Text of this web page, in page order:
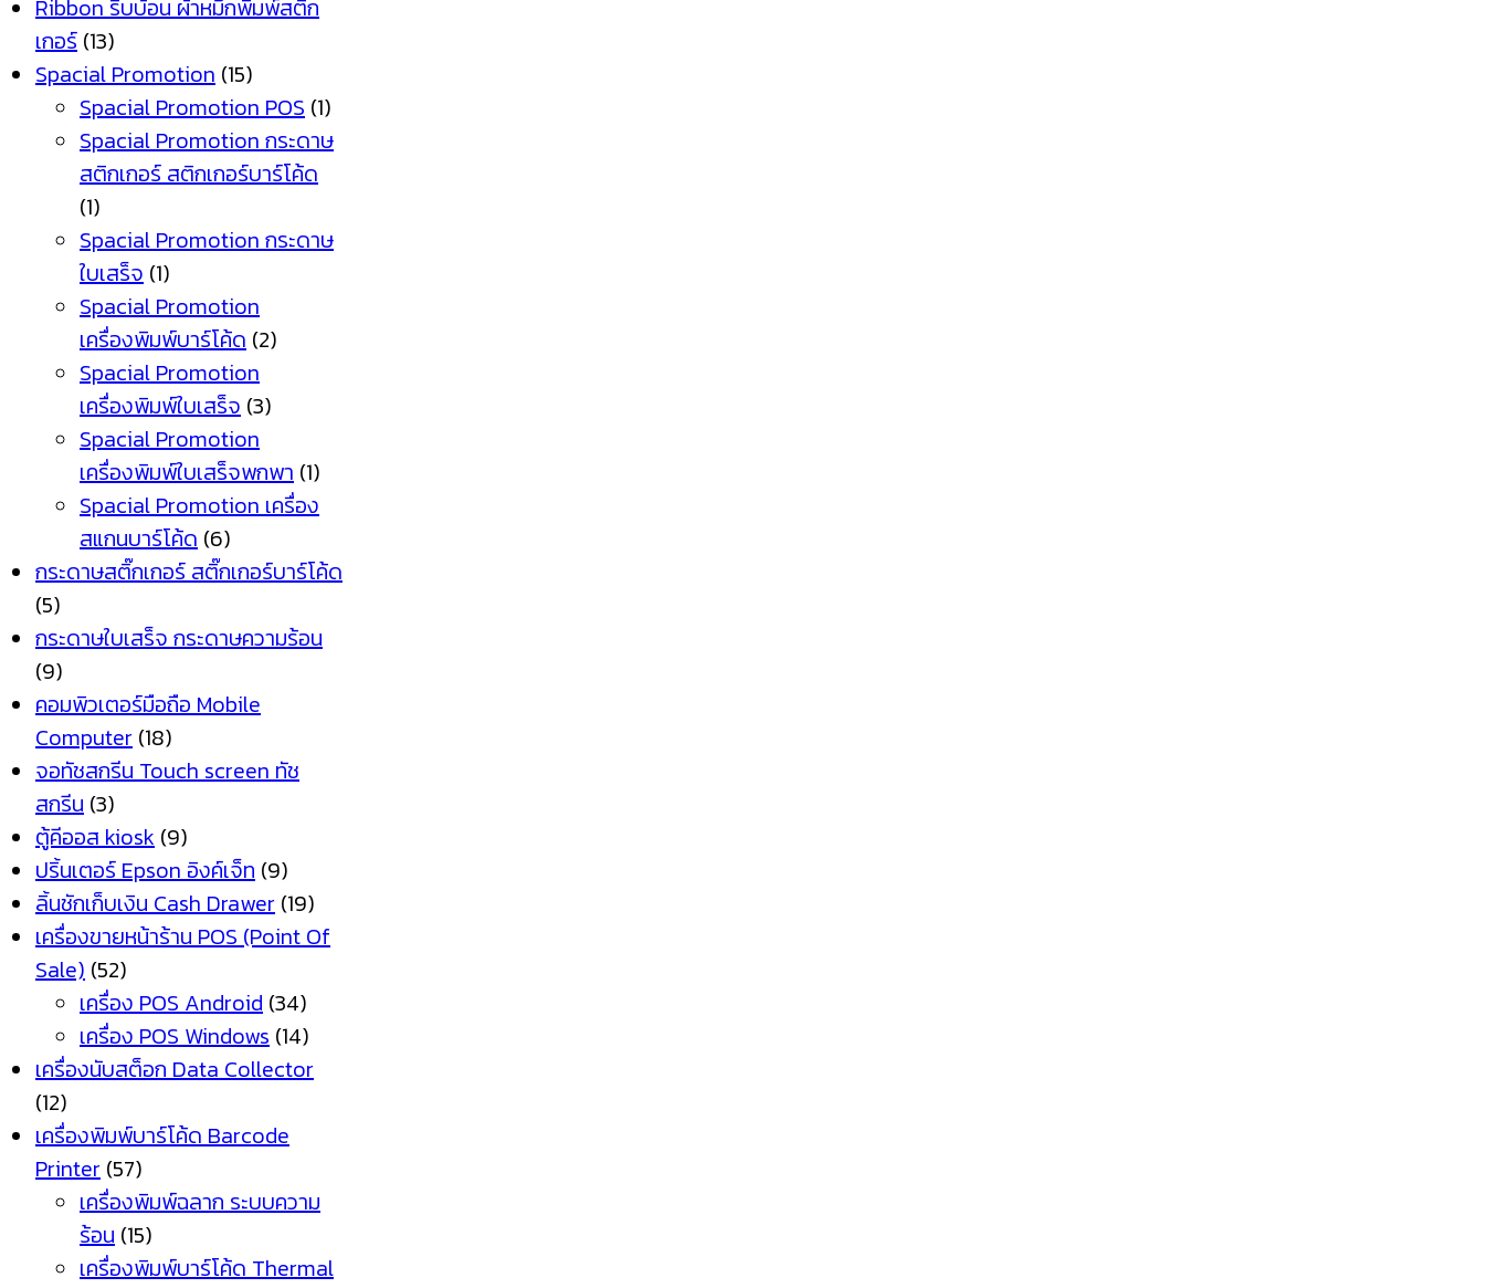
Ribbon ริบบ้อน ผ้าหมึกพิมพ์สติก
เกอร์ (13)
Spacial Promotion (15)
Spacial Promotion POS (1)
Spacial Promotion กระดาษ
สติกเกอร์ สติกเกอร์บาร์โค้ด
(1)
Spacial Promotion กระดาษ
ใบเสร็จ (1)
Spacial Promotion
เครื่องพิมพ์บาร์โค้ด (2)
Spacial Promotion
เครื่องพิมพ์ใบเสร็จ (3)
Spacial Promotion
เครื่องพิมพ์ใบเสร็จพกพา (1)
Spacial Promotion เครื่อง
สแกนบาร์โค้ด (6)
กระดาษสติ๊กเกอร์ สติ๊กเกอร์บาร์โค้ด
(5)
กระดาษใบเสร็จ กระดาษความร้อน
(9)
คอมพิวเตอร์มือถือ Mobile
Computer (18)
จอทัชสกรีน Touch screen ทัช
สกรีน (3)
ตู้คีออส kiosk (9)
ปริ้นเตอร์ Epson อิงค์เจ็ท (9)
ลิ้นชักเก็บเงิน Cash Drawer (19)
เครื่องขายหน้าร้าน POS (Point Of
Sale) (52)
เครื่อง POS Android (34)
เครื่อง POS Windows (14)
เครื่องนับสต็อก Data Collector
(12)
เครื่องพิมพ์บาร์โค้ด Barcode
Printer (57)
เครื่องพิมพ์ฉลาก ระบบความ
ร้อน (15)
เครื่องพิมพ์บาร์โค้ด Thermal